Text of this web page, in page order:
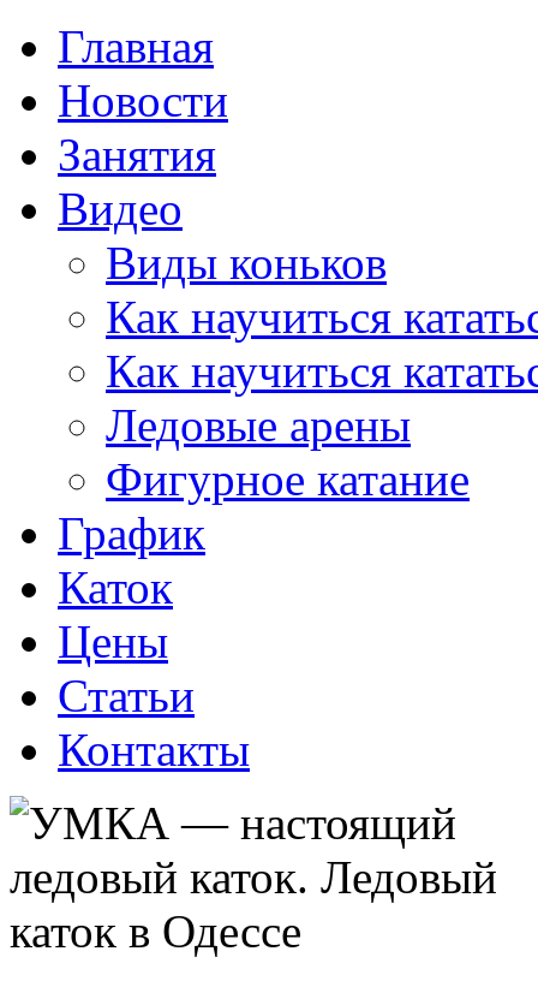
Главная
Новости
Занятия
Видео
Виды коньков
Как научиться
Как научиться
Ледовые арены
Фигурное катание
График
Каток
Цены
Статьи
Контакты